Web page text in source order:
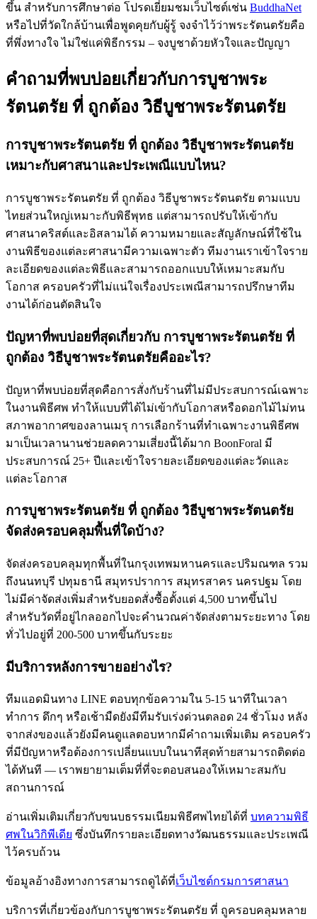
ขึ้น สำหรับการศึกษาต่อ โปรดเยี่ยมชมเว็บไซต์เช่น BuddhaNet
หรือไปที่วัดใกล้บ้านเพื่อพูดคุยกับผู้รู้ จงจำไว้ว่าพระรัตนตรัยคือ
ที่พึ่งทางใจ ไม่ใช่แค่พิธีกรรม – จงบูชาด้วยหัวใจและปัญญา
คำถามที่พบบ่อยเกี่ยวกับการบูชาพระ
รัตนตรัย ที่ ถูกต้อง วิธีบูชาพระรัตนตรัย
การบูชาพระรัตนตรัย ที่ ถูกต้อง วิธีบูชาพระรัตนตรัย
เหมาะกับศาสนาและประเพณีแบบไหน?
การบูชาพระรัตนตรัย ที่ ถูกต้อง วิธีบูชาพระรัตนตรัย ตามแบบ
ไทยส่วนใหญ่เหมาะกับพิธีพุทธ แต่สามารถปรับให้เข้ากับ
ศาสนาคริสต์และอิสลามได้ ความหมายและสัญลักษณ์ที่ใช้ใน
งานพิธีของแต่ละศาสนามีความเฉพาะตัว ทีมงานเราเข้าใจราย
ละเอียดของแต่ละพิธีและสามารถออกแบบให้เหมาะสมกับ
โอกาส ครอบครัวที่ไม่แน่ใจเรื่องประเพณีสามารถปรึกษาทีม
งานได้ก่อนตัดสินใจ
ปัญหาที่พบบ่อยที่สุดเกี่ยวกับ การบูชาพระรัตนตรัย ที่
ถูกต้อง วิธีบูชาพระรัตนตรัยคืออะไร?
ปัญหาที่พบบ่อยที่สุดคือการสั่งกับร้านที่ไม่มีประสบการณ์เฉพาะ
ในงานพิธีศพ ทำให้แบบที่ได้ไม่เข้ากับโอกาสหรือดอกไม้ไม่ทน
สภาพอากาศของลานเมรุ การเลือกร้านที่ทำเฉพาะงานพิธีศพ
มาเป็นเวลานานช่วยลดความเสี่ยงนี้ได้มาก BoonForal มี
ประสบการณ์ 25+ ปีและเข้าใจรายละเอียดของแต่ละวัดและ
แต่ละโอกาส
การบูชาพระรัตนตรัย ที่ ถูกต้อง วิธีบูชาพระรัตนตรัย
จัดส่งครอบคลุมพื้นที่ใดบ้าง?
จัดส่งครอบคลุมทุกพื้นที่ในกรุงเทพมหานครและปริมณฑล รวม
ถึงนนทบุรี ปทุมธานี สมุทรปราการ สมุทรสาคร นครปฐม โดย
ไม่มีค่าจัดส่งเพิ่มสำหรับยอดสั่งซื้อตั้งแต่ 4,500 บาทขึ้นไป
สำหรับวัดที่อยู่ไกลออกไปจะคำนวณค่าจัดส่งตามระยะทาง โดย
ทั่วไปอยู่ที่ 200-500 บาทขึ้นกับระยะ
มีบริการหลังการขายอย่างไร?
ทีมแอดมินทาง LINE ตอบทุกข้อความใน 5-15 นาทีในเวลา
ทำการ ดึกๆ หรือเช้ามืดยังมีทีมรับเร่งด่วนตลอด 24 ชั่วโมง หลัง
จากส่งของแล้วยังมีคนดูแลตอบหากมีคำถามเพิ่มเติม ครอบครัว
ที่มีปัญหาหรือต้องการเปลี่ยนแบบในนาทีสุดท้ายสามารถติดต่อ
ได้ทันที — เราพยายามเต็มที่ที่จะตอบสนองให้เหมาะสมกับ
สถานการณ์
อ่านเพิ่มเติมเกี่ยวกับขนบธรรมเนียมพิธีศพไทยได้ที่ บทความพิธี
ศพในวิกิพีเดีย ซึ่งบันทึกรายละเอียดทางวัฒนธรรมและประเพณี
ไว้ครบถ้วน
ข้อมูลอ้างอิงทางการสามารถดูได้ที่เว็บไซต์กรมการศาสนา
บริการที่เกี่ยวข้องกับการบูชาพระรัตนตรัย ที่ ถูครอบคลุมหลาย